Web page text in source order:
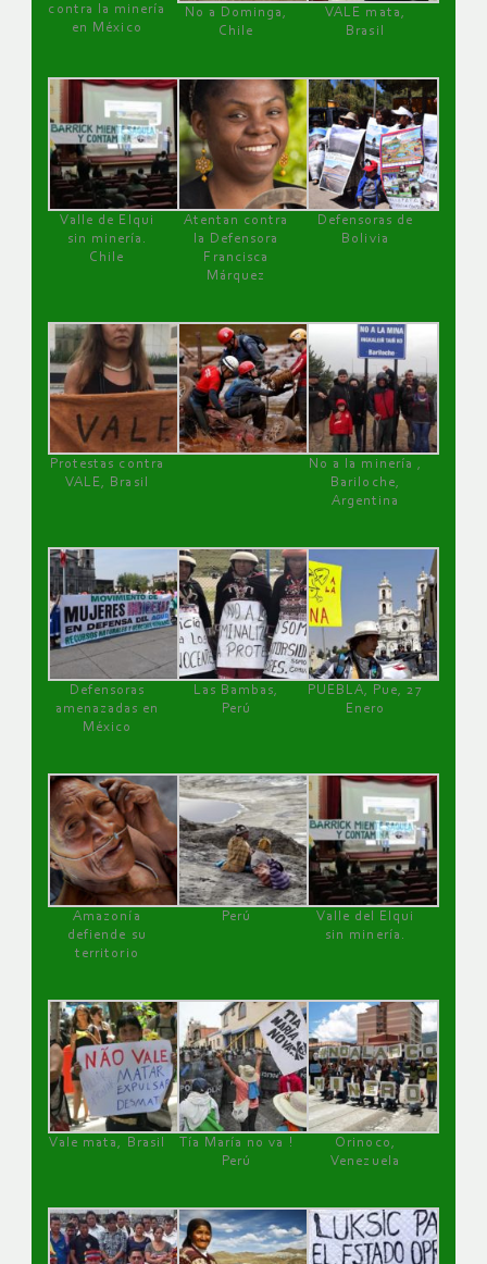
contra la minería
en México
No a Dominga,
Chile
VALE mata,
Brasil
Valle de Elqui
sin minería.
Chile
Atentan contra
la Defensora
Francisca
Márquez
Defensoras de
Bolivia
Protestas contra
VALE, Brasil
No a la minería ,
Bariloche,
Argentina
Defensoras
amenazadas en
México
Las Bambas,
Perú
PUEBLA, Pue, 27
Enero
Amazonía
defiende su
territorio
Perú
Valle del Elqui
sin minería.
Vale mata, Brasil
Tía María no va !
Perú
Orinoco,
Venezuela